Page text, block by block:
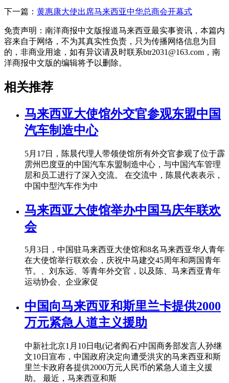
下一篇： 黄惠康大使出席马来西亚中华总商会开幕式
免责声明：南洋商报中文版报道马来西亚最实事资讯，本篇内
容来自于网络，不为其真实性负责，只为传播网络信息为目
的，非商业用途，如有异议请及时联系btr2031@163.com，南
洋商报中文版的编辑将予以删除。
相关推荐
马来西亚大使馆外交官参观东盟中国
汽车制造中心
5月17日，陈晨代理人带领使馆所有外交官参观了位于霹
雳州巴度亚的中国汽车东盟制造中心，与中国汽车管理
层和员工进行了深入交流。 在交流中，陈晨代表表示，
中国中型汽车作为中
马来西亚大使馆举办中国马庆年联欢
会
5月3日，中国驻马来西亚大使馆和8名马来西亚华人青年
在大使馆举行联欢会，庆祝中马建交45周年和两国青年
节。、刘东远、等青年外交官，以及陈、马来西亚青年
运动协会、企业家促
中国向马来西亚和斯里兰卡提供2000
万元紧急人道主义援助
中新社北京1月10日电(记者阎石)中国商务部发言人孙继
文10日宣布，中国政府决定向遭受洪灾的马来西亚和斯
里兰卡政府各提供2000万元人民币的紧急人道主义援
助。 最近，马来西亚和斯